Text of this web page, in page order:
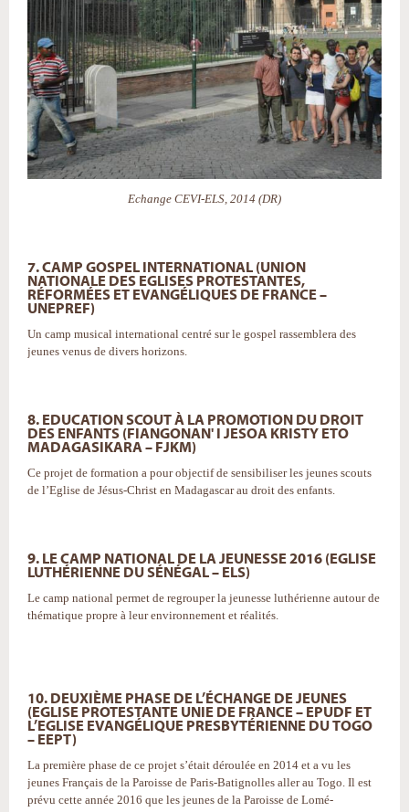
Echange CEVI-ELS, 2014 (DR)
7. CAMP GOSPEL INTERNATIONAL (UNION
NATIONALE DES EGLISES PROTESTANTES,
RÉFORMÉES ET EVANGÉLIQUES DE FRANCE –
UNEPREF)
Un camp musical international centré sur le gospel rassemblera des
jeunes venus de divers horizons.
8. EDUCATION SCOUT À LA PROMOTION DU DROIT
DES ENFANTS (FIANGONAN' I JESOA KRISTY ETO
MADAGASIKARA – FJKM)
Ce projet de formation a pour objectif de sensibiliser les jeunes scouts
de l’Eglise de Jésus-Christ en Madagascar au droit des enfants.
9. LE CAMP NATIONAL DE LA JEUNESSE 2016 (EGLISE
LUTHÉRIENNE DU SÉNÉGAL – ELS)
Le camp national permet de regrouper la jeunesse luthérienne autour de
thématique propre à leur environnement et réalités.
10. DEUXIÈME PHASE DE L’ÉCHANGE DE JEUNES
(EGLISE PROTESTANTE UNIE DE FRANCE – EPUDF ET
L’EGLISE EVANGÉLIQUE PRESBYTÉRIENNE DU TOGO
– EEPT)
La première phase de ce projet s’était déroulée en 2014 et a vu les
jeunes Français de la Paroisse de Paris-Batignolles aller au Togo. Il est
prévu cette année 2016 que les jeunes de la Paroisse de Lomé-